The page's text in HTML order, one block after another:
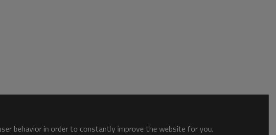
behavior in order to constantly improve the website for you.